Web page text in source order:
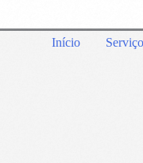
Início